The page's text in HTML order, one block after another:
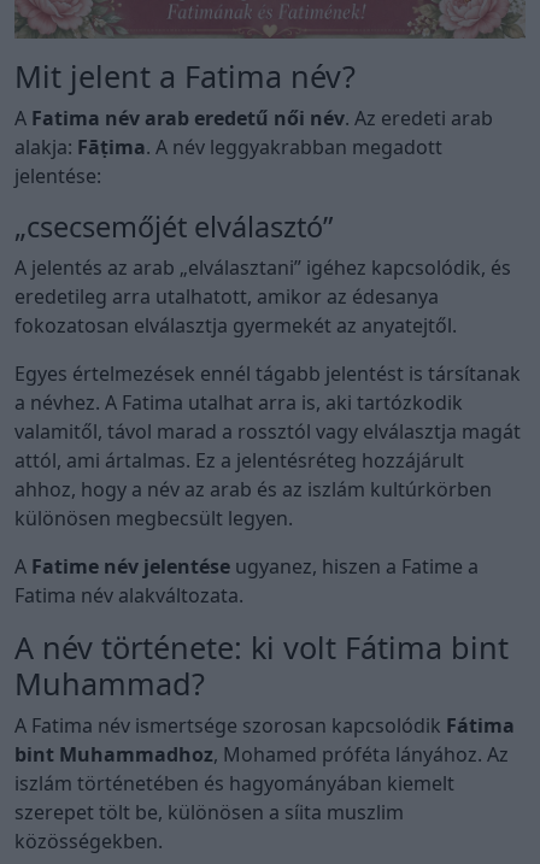
Mit jelent a Fatima név?
A Fatima név arab eredetű női név. Az eredeti arab
alakja: Fāṭima. A név leggyakrabban megadott
jelentése:
„csecsemőjét elválasztó”
A jelentés az arab „elválasztani” igéhez kapcsolódik, és
eredetileg arra utalhatott, amikor az édesanya
fokozatosan elválasztja gyermekét az anyatejtől.
Egyes értelmezések ennél tágabb jelentést is társítanak
a névhez. A Fatima utalhat arra is, aki tartózkodik
valamitől, távol marad a rossztól vagy elválasztja magát
attól, ami ártalmas. Ez a jelentésréteg hozzájárult
ahhoz, hogy a név az arab és az iszlám kultúrkörben
különösen megbecsült legyen.
A Fatime név jelentése ugyanez, hiszen a Fatime a
Fatima név alakváltozata.
A név története: ki volt Fátima bint
Muhammad?
A Fatima név ismertsége szorosan kapcsolódik Fátima
bint Muhammadhoz, Mohamed próféta lányához. Az
iszlám történetében és hagyományában kiemelt
szerepet tölt be, különösen a síita muszlim
közösségekben.